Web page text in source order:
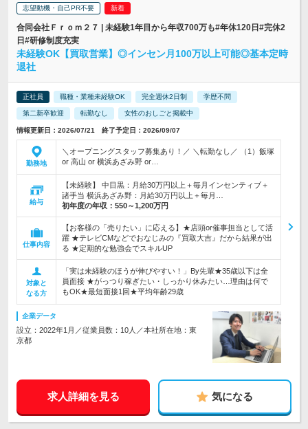
志望動機・自己PR不要
合同会社Ｆｒｏｍ２７ | 未経験1年目から年収700万も#年休120日#完休2
日#研修制度充実
未経験OK【買取営業】◎インセン月100万以上可能◎基本定時
退社
正社員 職種・業種未経験OK 完全週休2日制 学歴不問
第二新卒歓迎 転勤なし 女性のおしごと掲載中
情報更新日：2026/07/21 終了予定日：2026/09/07
勤務地
＼オープニングスタッフ募集あり！／ ＼転勤なし／ （1）飯塚
or 高山 or 横浜あざみ野 or…
給与
【未経験】 中目黒：月給30万円以上＋毎月インセンティブ＋
諸手当 横浜あざみ野：月給30万円以上＋毎月…
初年度の年収： 550～1,200万円
仕事内容
【お客様の「売りたい」に応える】★店頭or催事担当として活
躍 ★テレビCMなどでおなじみの『買取大吉』だから結果が出
る ★定期的な勉強会でスキルUP
対象と
なる方
「実は未経験のほうが伸びやすい！」By先輩★35歳以下は全
員面接 ★がっつり稼ぎたい・しっかり休みたい…理由は何で
もOK★最短面接1回★平均年齢29歳
企業データ
設立：2022年1月／従業員数：10人／本社所在地：東
京都
求人詳細を見る 気になる